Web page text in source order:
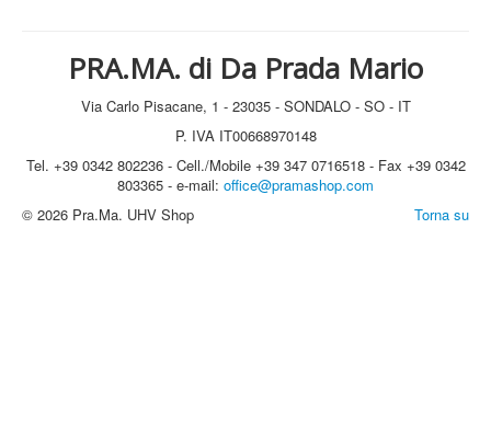
PRA.MA. di Da Prada Mario
Via Carlo Pisacane, 1 - 23035 - SONDALO - SO - IT
P. IVA IT00668970148
Tel. +39 0342 802236 - Cell./Mobile +39 347 0716518 - Fax +39 0342
803365 - e-mail: office@pramashop.com
Torna su
© 2026 Pra.Ma. UHV Shop